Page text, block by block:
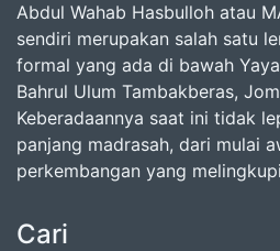
Abdul Wahab Hasbulloh atau
sendiri merupakan salah satu
formal yang ada di bawah
Bahrul Ulum Tambakberas,
Keberadaannya saat ini tidak
panjang madrasah, dari mulai
perkembangan yang
Cari